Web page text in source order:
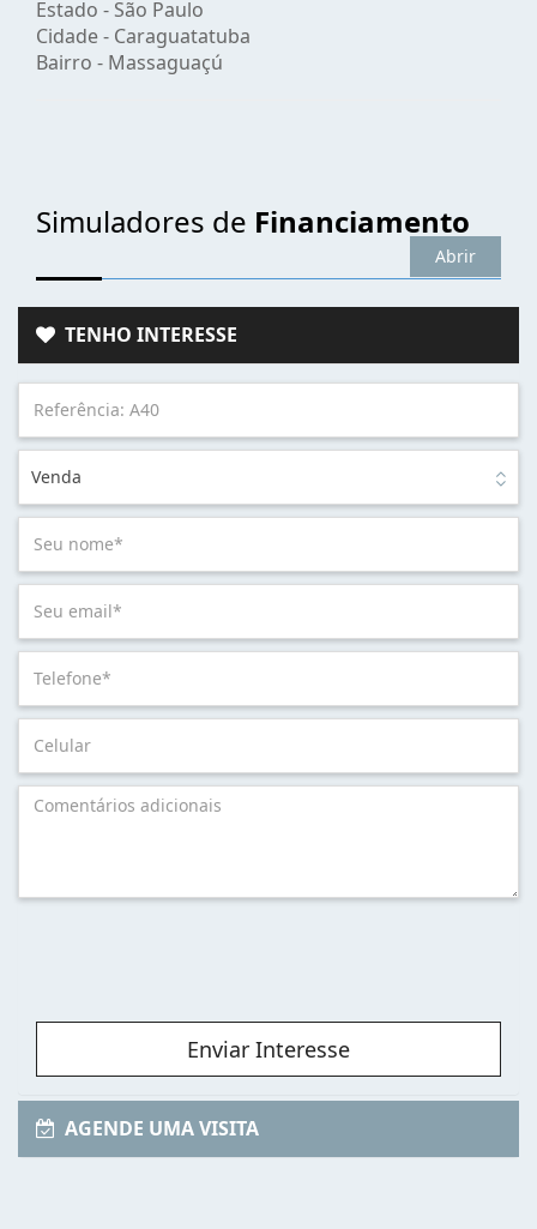
Estado - São Paulo
Cidade - Caraguatatuba
Bairro - Massaguaçú
Simuladores de Financiamento
Abrir
TENHO INTERESSE
Venda
Enviar Interesse
AGENDE UMA VISITA